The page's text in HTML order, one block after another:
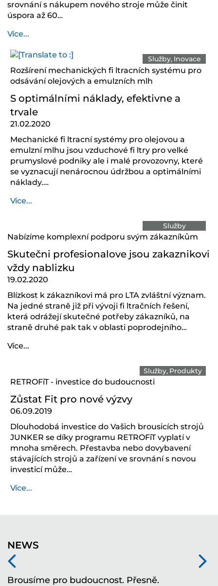
srovnání s nákupem nového stroje může činit
úspora až 60…
Více...
Služby Inovace
Rozšírení mechanických fi ltracních systému pro
odsávání olejových a emulzních mlh
S optimálními náklady, efektivne a
trvale
21.02.2020
Mechanické fi ltracní systémy pro olejovou a
emulzní mlhu jsou vzduchové fi ltry pro velké
prumyslové podniky ale i malé provozovny, které
se vyznacují nenárocnou údržbou a optimálními
náklady.…
Více...
Služby
Nabízíme komplexní podporu svým zákazníkům
Skutečni profesionalove jsou zakaznikovi
vždy nablizku
19.02.2020
Blízkost k zákazníkovi má pro LTA zvláštní význam.
Na jedné straně již při vývoji fi ltračních řešení,
která odrážejí skutečné potřeby zákazníků, na
straně druhé pak tak v oblasti poprodejního…
Více...
Služby Produkty
RETROFiT - investice do budoucnosti
Zůstat Fit pro nové výzvy
06.09.2019
Dlouhodobá investice do Vašich brousicích strojů
JUNKER se díky programu RETROFiT vyplatí v
mnoha směrech. Přestavba nebo dovybavení
stávajících strojů a zařízení ve srovnání s novou
investicí může…
Více...
NEWS
Brousíme pro budoucnost. Přesně.